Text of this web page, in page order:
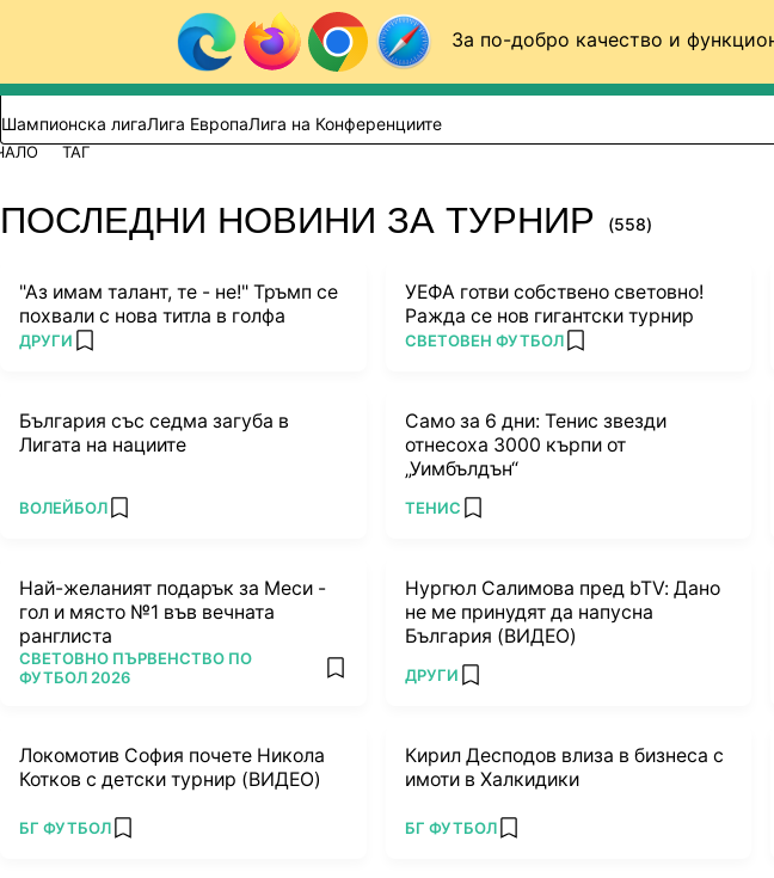
За по-добро качество и
Към съдържанието
Търси в сайта
ВИДЕО ФУТБОЛ (БГ)
Шампионска лигаЛига ЕвропаЛига на Конференциите
ТАГ
ПОСЛЕДНИ НОВИНИ ЗА ТУРНИР (558)
"Аз имам талант, те - не!" Тръмп се
похвали с нова титла в голфа
ПОВЕЧЕ ОТ
ДРУГИ add favorites
УЕФА готви собствено световно!
Ражда се нов гигантски турнир
ПОВЕЧЕ ОТ
СВЕТОВЕН ФУТБОЛ add favorites
България със седма загуба в
Лигата на нациите
ПОВЕЧЕ ОТ
ВОЛЕЙБОЛ add favorites
Само за 6 дни: Тенис звезди
отнесоха 3000 кърпи от
„Уимбълдън“
ПОВЕЧЕ ОТ
ТЕНИС add favorites
Най-желаният подарък за Меси -
гол и място №1 във вечната
ранглиста
ПОВЕЧЕ ОТ
СВЕТОВНО ПЪРВЕНСТВО ПО
ФУТБОЛ 2026
add favorites
Нургюл Салимова пред bTV: Дано
не ме принудят да напусна
България (ВИДЕО)
ПОВЕЧЕ ОТ
ДРУГИ add favorites
Локомотив София почете Никола
Котков с детски турнир (ВИДЕО)
ПОВЕЧЕ ОТ
БГ ФУТБОЛ add favorites
Кирил Десподов влиза в бизнеса с
имоти в Халкидики
ПОВЕЧЕ ОТ
БГ ФУТБОЛ add favorites